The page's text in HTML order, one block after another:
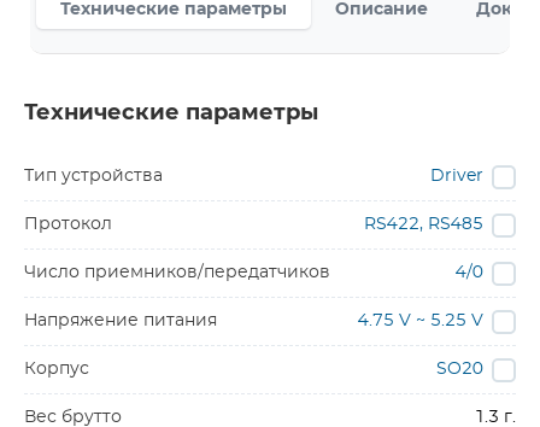
Технические параметры Описание
Технические параметры
Тип устройства Driver
Протокол RS422, RS485
Число приемников/передатчиков 4/0
Напряжение питания 4.75 V ~ 5.25 V
Корпус SO20
Вес брутто 1.3 г.